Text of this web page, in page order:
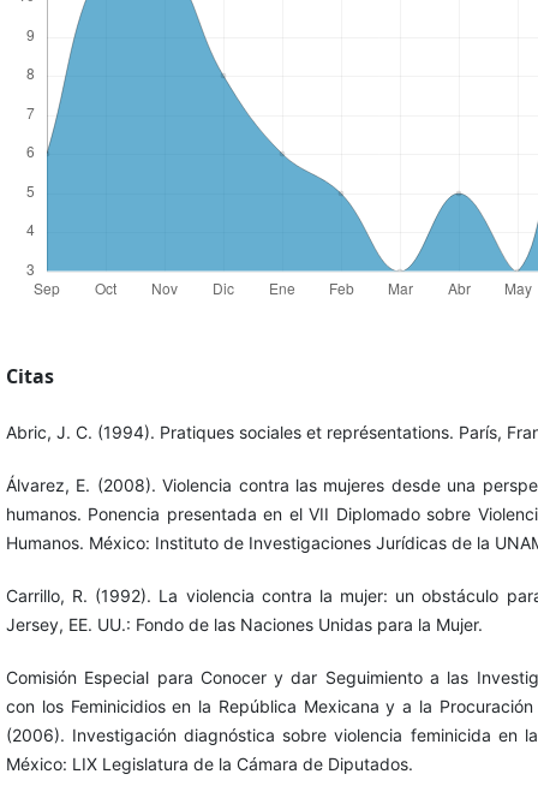
Citas
Abric, J. C. (1994). Pratiques sociales et représentations. París,
Álvarez, E. (2008). Violencia contra las mujeres desde una
humanos. Ponencia presentada en el VII Diplomado sobre
Humanos. México: Instituto de Investigaciones Jurídicas de la
Carrillo, R. (1992). La violencia contra la mujer: un obstáculo
Jersey, EE. UU.: Fondo de las Naciones Unidas para la Mujer.
Comisión Especial para Conocer y dar Seguimiento a las
con los Feminicidios en la República Mexicana y a la
(2006). Investigación diagnóstica sobre violencia feminicida en
México: LIX Legislatura de la Cámara de Diputados.